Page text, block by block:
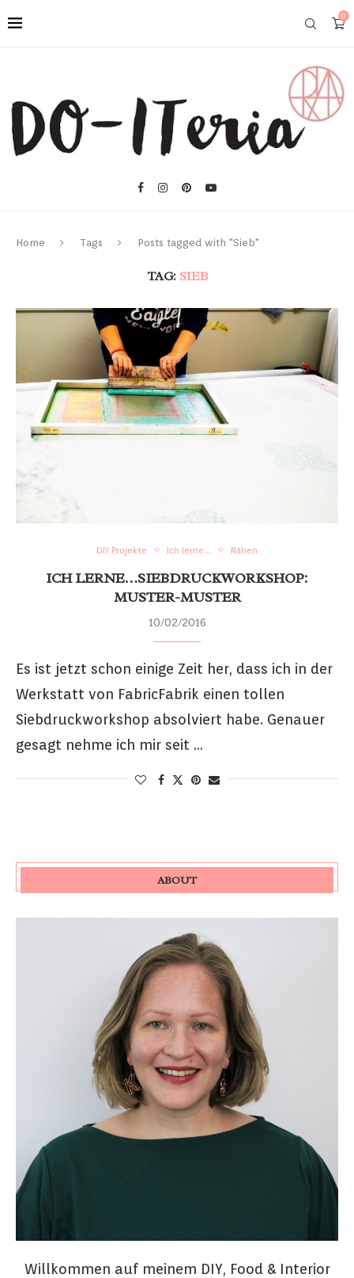
0
Home Tags Posts tagged with "Sieb"
TAG: SIEB
DIY Projekte Ich lerne... Nähen
ICH LERNE…SIEBDRUCKWORKSHOP:
MUSTER-MUSTER
10/02/2016
Es ist jetzt schon einige Zeit her, dass ich in der
Werkstatt von FabricFabrik einen tollen
Siebdruckworkshop absolviert habe. Genauer
gesagt nehme ich mir seit …
ABOUT
Willkommen auf meinem DIY, Food & Interior